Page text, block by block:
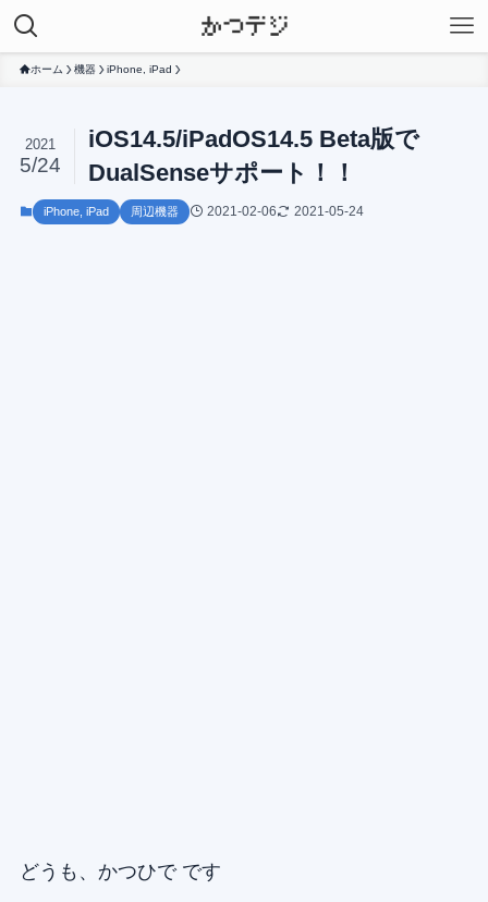
ホーム 機器 iPhone, iPad
iOS14.5/iPadOS14.5 Beta版で
DualSenseサポート！！
2021
5/24
iPhone, iPad 周辺機器 2021-02-06 2021-05-24
どうも、かつひで です